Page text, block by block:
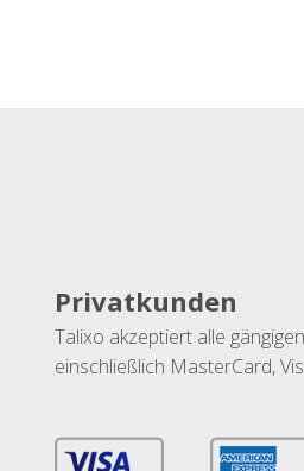
Privatkunden
Talixo akzeptiert alle
einschließlich MasterCard,